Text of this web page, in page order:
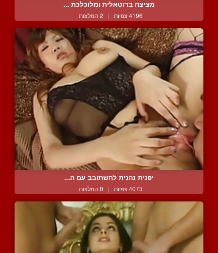
מציצה ברוטאלית ומלוכלכת ...
4196 צפיות | 2 המלצות
יפנית נהנית להשתובב עם ה...
4073 צפיות | 0 המלצות